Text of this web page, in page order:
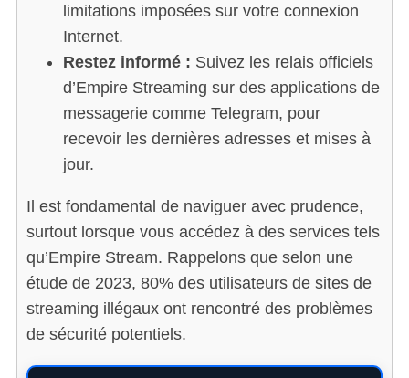
limitations imposées sur votre connexion
Internet.
Restez informé : Suivez les relais officiels
d’Empire Streaming sur des applications de
messagerie comme Telegram, pour
recevoir les dernières adresses et mises à
jour.
Il est fondamental de naviguer avec prudence,
surtout lorsque vous accédez à des services tels
qu’Empire Stream. Rappelons que selon une
étude de 2023, 80% des utilisateurs de sites de
streaming illégaux ont rencontré des problèmes
de sécurité potentiels.